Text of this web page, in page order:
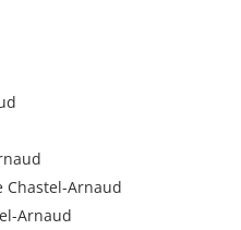
Chastel-Arnaud
Arnaud